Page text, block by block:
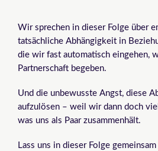
Wir sprechen in dieser Folge über
tatsächliche Abhängigkeit in
die wir fast automatisch eingehen,
Partnerschaft begeben.
Und die unbewusste Angst, diese
aufzulösen – weil wir dann doch
was uns als Paar zusammenhält.
Lass uns in dieser Folge